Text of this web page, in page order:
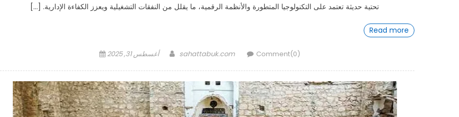
تحتية حديثة تعتمد على التكنولوجيا المتطورة والأنظمة الرقمية، ما يقلل من النفقات التشغيلية ويعزز الكفاءة الإدارية. […]
Read more
Posted
أغسطس 31, 2025Author sahattabuk.com Comment(0)